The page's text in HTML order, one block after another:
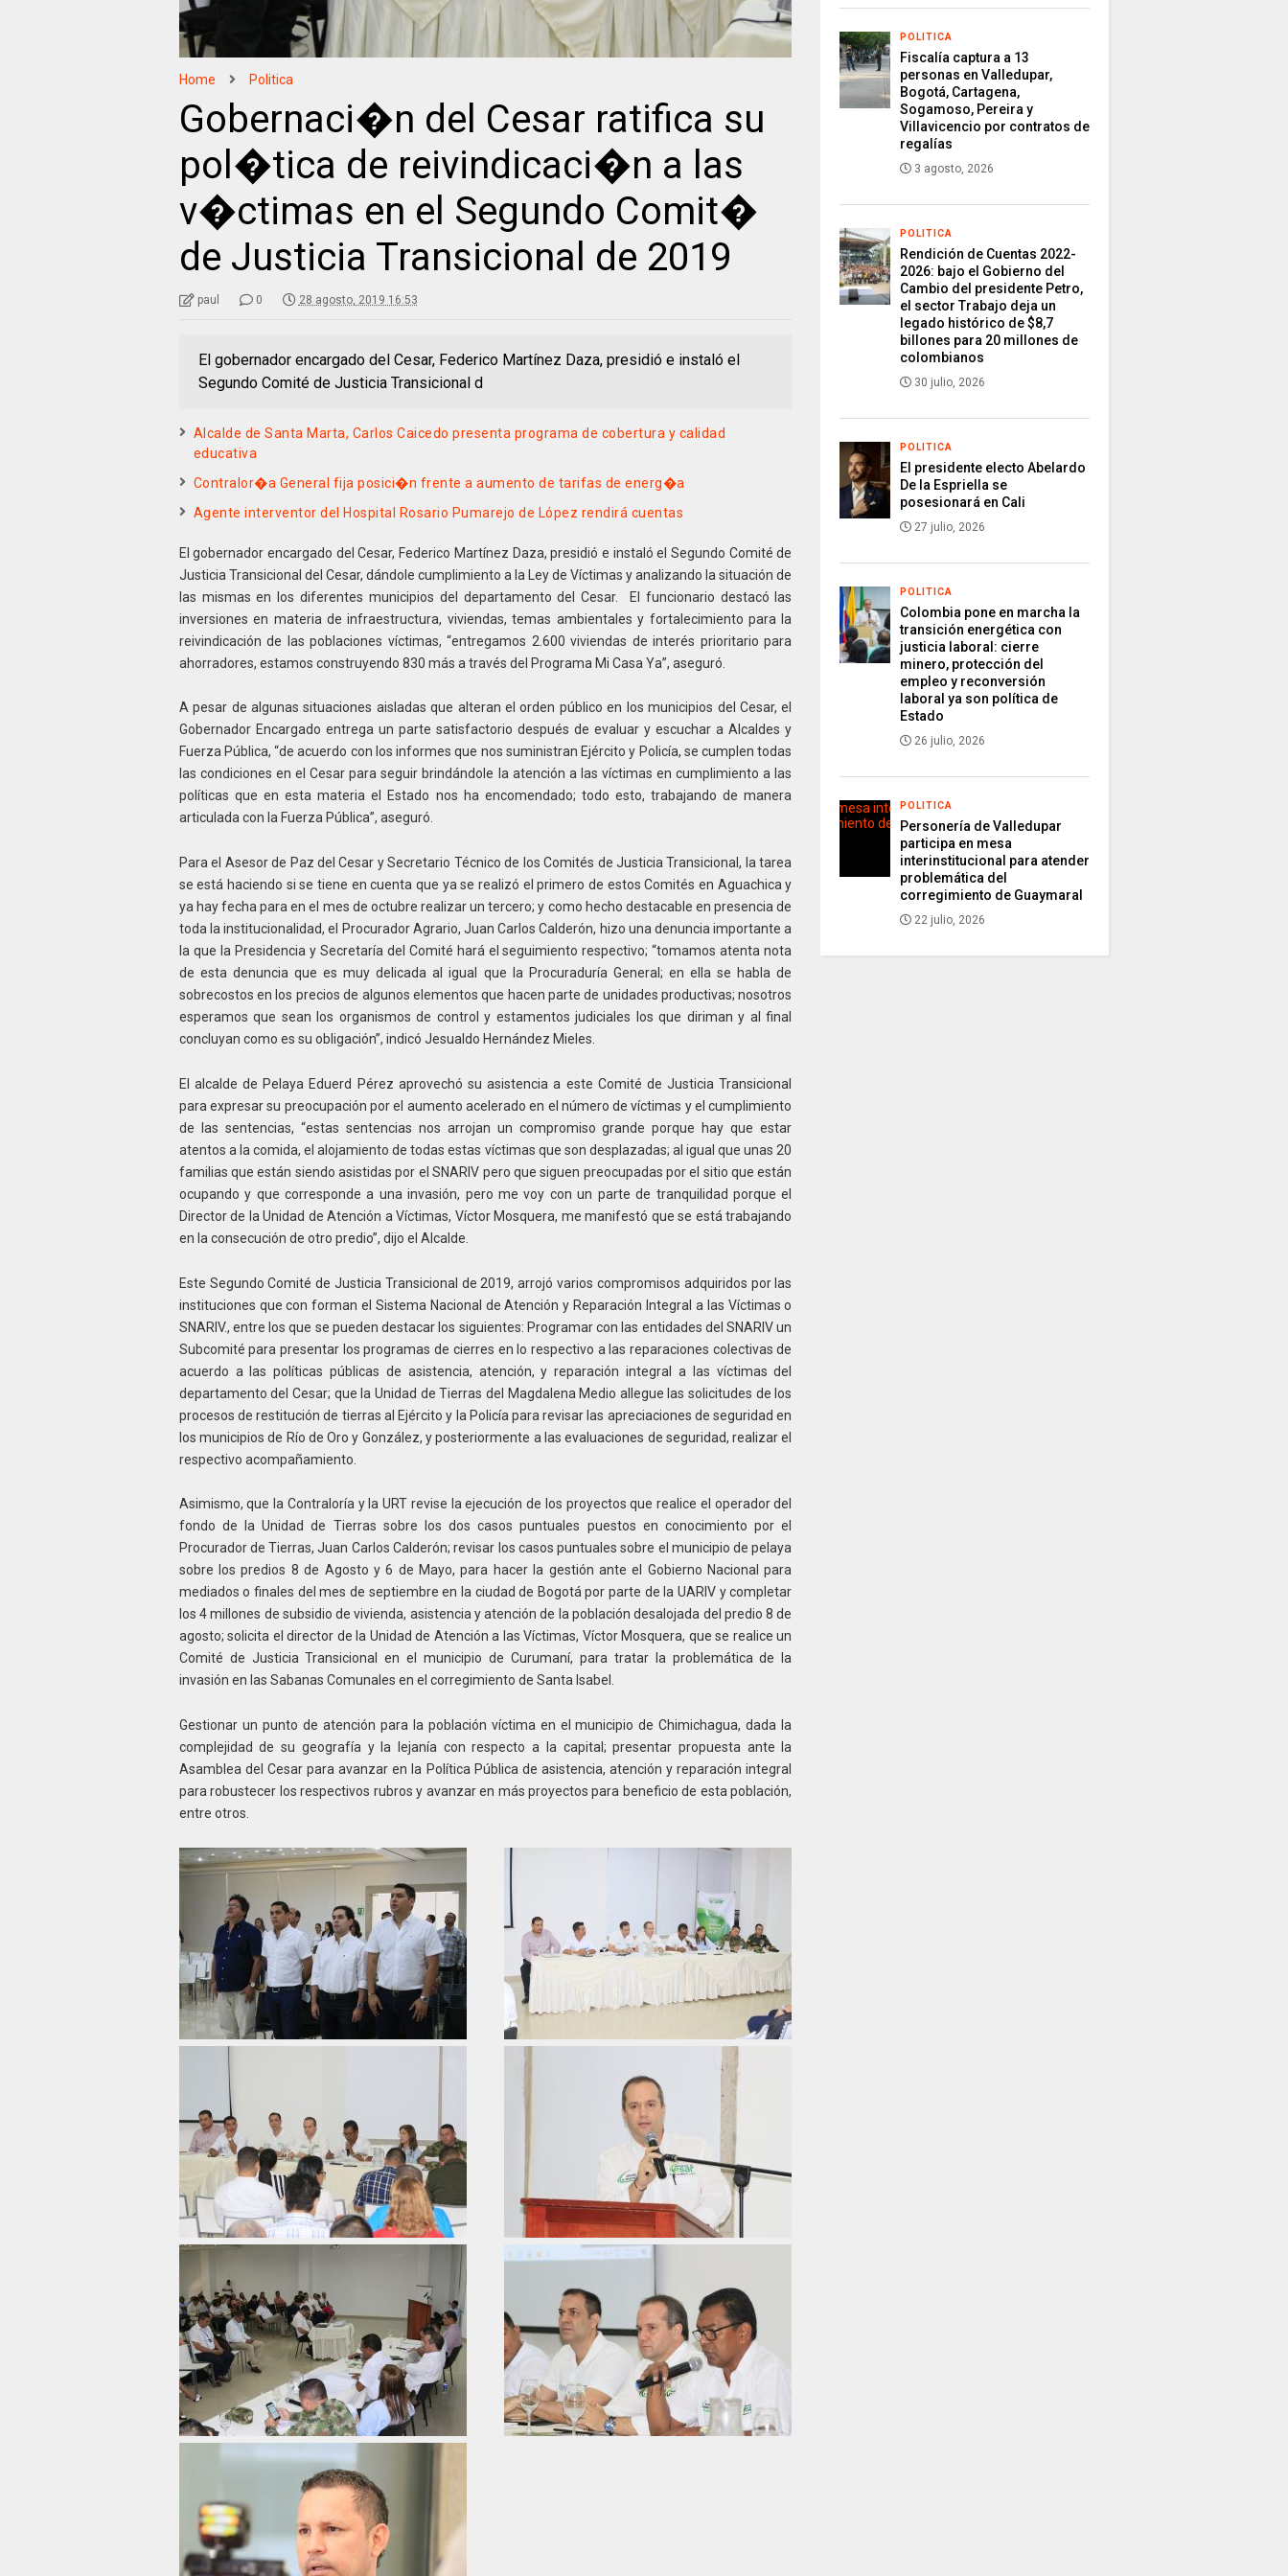
Home Politica
Gobernaci�n del Cesar ratifica su
pol�tica de reivindicaci�n a las
v�ctimas en el Segundo Comit�
de Justicia Transicional de 2019
paul 0 28 agosto, 2019 16:53
El gobernador encargado del Cesar, Federico Martínez Daza, presidió e instaló el
Segundo Comité de Justicia Transicional d
Alcalde de Santa Marta, Carlos Caicedo presenta programa de cobertura y calidad
educativa
Contralor�a General fija posici�n frente a aumento de tarifas de energ�a
Agente interventor del Hospital Rosario Pumarejo de López rendirá cuentas
El gobernador encargado del Cesar, Federico Martínez Daza, presidió e instaló el Segundo Comité de
Justicia Transicional del Cesar, dándole cumplimiento a la Ley de Víctimas y analizando la situación de
las mismas en los diferentes municipios del departamento del Cesar. El funcionario destacó las
inversiones en materia de infraestructura, viviendas, temas ambientales y fortalecimiento para la
reivindicación de las poblaciones víctimas, “entregamos 2.600 viviendas de interés prioritario para
ahorradores, estamos construyendo 830 más a través del Programa Mi Casa Ya”, aseguró.
A pesar de algunas situaciones aisladas que alteran el orden público en los municipios del Cesar, el
Gobernador Encargado entrega un parte satisfactorio después de evaluar y escuchar a Alcaldes y
Fuerza Pública, “de acuerdo con los informes que nos suministran Ejército y Policía, se cumplen todas
las condiciones en el Cesar para seguir brindándole la atención a las víctimas en cumplimiento a las
políticas que en esta materia el Estado nos ha encomendado; todo esto, trabajando de manera
articulada con la Fuerza Pública”, aseguró.
Para el Asesor de Paz del Cesar y Secretario Técnico de los Comités de Justicia Transicional, la tarea
se está haciendo si se tiene en cuenta que ya se realizó el primero de estos Comités en Aguachica y
ya hay fecha para en el mes de octubre realizar un tercero; y como hecho destacable en presencia de
toda la institucionalidad, el Procurador Agrario, Juan Carlos Calderón, hizo una denuncia importante a
la que la Presidencia y Secretaría del Comité hará el seguimiento respectivo; “tomamos atenta nota
de esta denuncia que es muy delicada al igual que la Procuraduría General; en ella se habla de
sobrecostos en los precios de algunos elementos que hacen parte de unidades productivas; nosotros
esperamos que sean los organismos de control y estamentos judiciales los que diriman y al final
concluyan como es su obligación”, indicó Jesualdo Hernández Mieles.
El alcalde de Pelaya Eduerd Pérez aprovechó su asistencia a este Comité de Justicia Transicional
para expresar su preocupación por el aumento acelerado en el número de víctimas y el cumplimiento
de las sentencias, “estas sentencias nos arrojan un compromiso grande porque hay que estar
atentos a la comida, el alojamiento de todas estas víctimas que son desplazadas; al igual que unas 20
familias que están siendo asistidas por el SNARIV pero que siguen preocupadas por el sitio que están
ocupando y que corresponde a una invasión, pero me voy con un parte de tranquilidad porque el
Director de la Unidad de Atención a Víctimas, Víctor Mosquera, me manifestó que se está trabajando
en la consecución de otro predio”, dijo el Alcalde.
Este Segundo Comité de Justicia Transicional de 2019, arrojó varios compromisos adquiridos por las
instituciones que con forman el Sistema Nacional de Atención y Reparación Integral a las Víctimas o
SNARIV., entre los que se pueden destacar los siguientes: Programar con las entidades del SNARIV un
Subcomité para presentar los programas de cierres en lo respectivo a las reparaciones colectivas de
acuerdo a las políticas públicas de asistencia, atención, y reparación integral a las víctimas del
departamento del Cesar; que la Unidad de Tierras del Magdalena Medio allegue las solicitudes de los
procesos de restitución de tierras al Ejército y la Policía para revisar las apreciaciones de seguridad en
los municipios de Río de Oro y González, y posteriormente a las evaluaciones de seguridad, realizar el
respectivo acompañamiento.
Asimismo, que la Contraloría y la URT revise la ejecución de los proyectos que realice el operador del
fondo de la Unidad de Tierras sobre los dos casos puntuales puestos en conocimiento por el
Procurador de Tierras, Juan Carlos Calderón; revisar los casos puntuales sobre el municipio de pelaya
sobre los predios 8 de Agosto y 6 de Mayo, para hacer la gestión ante el Gobierno Nacional para
mediados o finales del mes de septiembre en la ciudad de Bogotá por parte de la UARIV y completar
los 4 millones de subsidio de vivienda, asistencia y atención de la población desalojada del predio 8 de
agosto; solicita el director de la Unidad de Atención a las Víctimas, Víctor Mosquera, que se realice un
Comité de Justicia Transicional en el municipio de Curumaní, para tratar la problemática de la
invasión en las Sabanas Comunales en el corregimiento de Santa Isabel.
Gestionar un punto de atención para la población víctima en el municipio de Chimichagua, dada la
complejidad de su geografía y la lejanía con respecto a la capital; presentar propuesta ante la
Asamblea del Cesar para avanzar en la Política Pública de asistencia, atención y reparación integral
para robustecer los respectivos rubros y avanzar en más proyectos para beneficio de esta población,
entre otros.
POLITICA
Fiscalía captura a 13
personas en Valledupar,
Bogotá, Cartagena,
Sogamoso, Pereira y
Villavicencio por contratos de
regalías
3 agosto, 2026
POLITICA
Rendición de Cuentas 2022-
2026: bajo el Gobierno del
Cambio del presidente Petro,
el sector Trabajo deja un
legado histórico de $8,7
billones para 20 millones de
colombianos
30 julio, 2026
POLITICA
El presidente electo Abelardo
De la Espriella se
posesionará en Cali
27 julio, 2026
POLITICA
Colombia pone en marcha la
transición energética con
justicia laboral: cierre
minero, protección del
empleo y reconversión
laboral ya son política de
Estado
26 julio, 2026
POLITICA
Personería de Valledupar
participa en mesa
interinstitucional para atender
problemática del
corregimiento de Guaymaral
22 julio, 2026